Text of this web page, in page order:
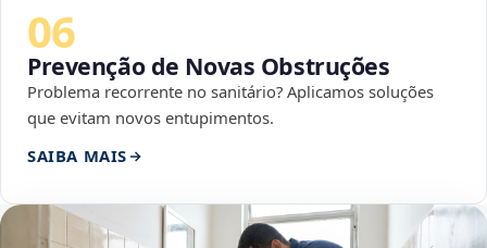
06
Prevenção de Novas Obstruções
Problema recorrente no sanitário? Aplicamos soluções
que evitam novos entupimentos.
SAIBA MAIS